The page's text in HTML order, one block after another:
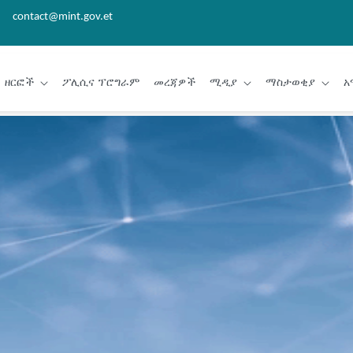
contact@mint.gov.et
ዘርፎች ፖሊሲና ፕሮግራም መረጃዎች ሚዲያ ማስታወቂያ